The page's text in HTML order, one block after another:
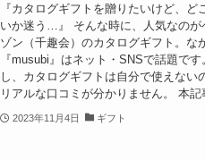
『カタログギフトを贈りたいけど、ど
いか迷う…』 そんな時に、人気なのが
ゾン（千趣会）のカタログギフト。な
『musubi』はネット・SNSで話題で
し、カタログギフトは自分で使えない
リアルな口コミが分かりません。 本記
2023年11月4日 ギフト